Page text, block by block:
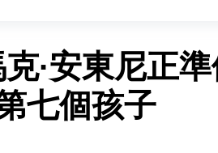
·安東尼正
七個孩子